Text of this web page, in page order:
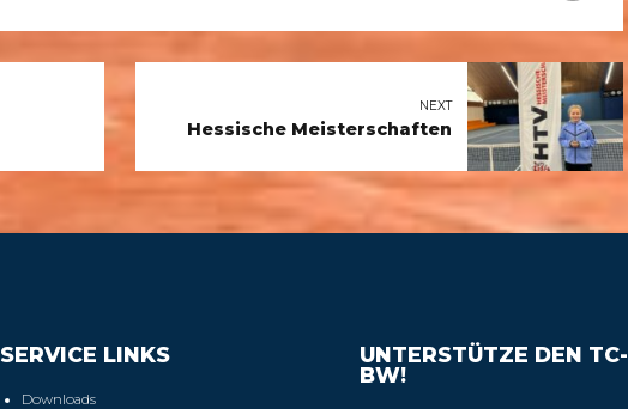
NEXT
Hessische Meisterschaften
SERVICE LINKS
Downloads
UNTERSTÜTZE DEN TC-
BW!